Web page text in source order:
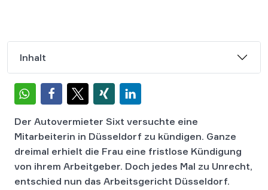
Inhalt
Der Autovermieter Sixt versuchte eine
Mitarbeiterin in Düsseldorf zu kündigen. Ganze
dreimal erhielt die Frau eine fristlose Kündigung
von ihrem Arbeitgeber. Doch jedes Mal zu Unrecht,
entschied nun das Arbeitsgericht Düsseldorf.